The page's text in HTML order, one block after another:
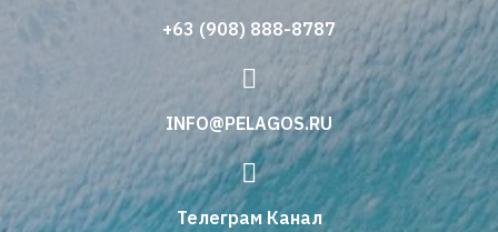
+63 (908) 888-8787
INFO@PELAGOS.RU
Телеграм Канал